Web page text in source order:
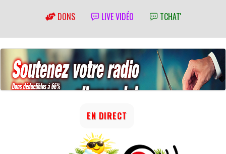
DONS LIVE VIDÉO TCHAT'
EN DIRECT